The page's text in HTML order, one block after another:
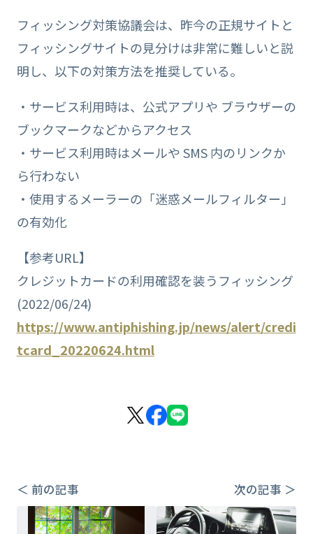
フィッシング対策協議会は、昨今の正規サイトと
フィッシングサイトの見分けは非常に難しいと説
明し、以下の対策方法を推奨している。
・サービス利用時は、公式アプリや ブラウザーの
ブックマークなどからアクセス
・サービス利用時はメールや SMS 内のリンクか
ら行わない
・使用するメーラーの「迷惑メールフィルター」
の有効化
【参考URL】
クレジットカードの利用確認を装うフィッシング
(2022/06/24)
https://www.antiphishing.jp/news/alert/credi
tcard_20220624.html
＜ 前の記事 次の記事 ＞